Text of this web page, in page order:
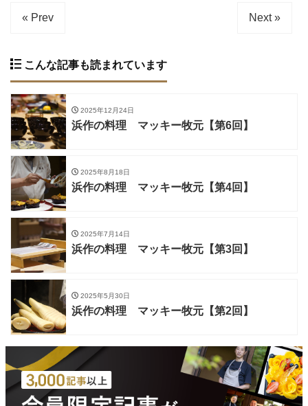
« Prev Next »
こんな記事も読まれています
2025年12月24日
浜作の料理 マッキー牧元【第6回】
2025年8月18日
浜作の料理 マッキー牧元【第4回】
2025年7月14日
浜作の料理 マッキー牧元【第3回】
2025年5月30日
浜作の料理 マッキー牧元【第2回】